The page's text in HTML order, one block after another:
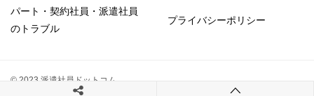
パート・契約社員・派遣社員
のトラブル
プライバシーポリシー
© 2023 派遣社員ドットコム